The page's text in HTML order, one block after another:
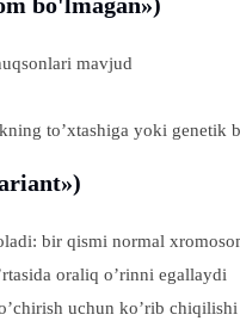
mavjud
to’xtashiga yoki genetik
bir qismi normal
oraliq o’rinni egallaydi
uchun ko’rib